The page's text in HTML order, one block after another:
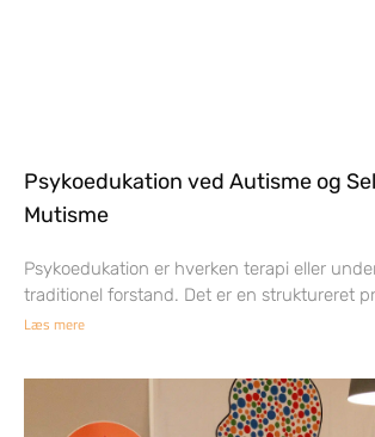
Psykoedukation ved Autisme og
Mutisme
Psykoedukation er hverken terapi eller
traditionel forstand. Det er en struktureret
Læs mere